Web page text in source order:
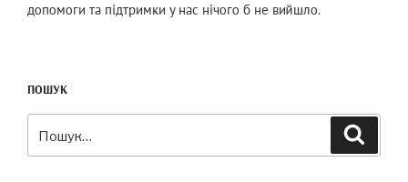
допомоги та підтримки у нас нічого б не вийшло.
ПОШУК